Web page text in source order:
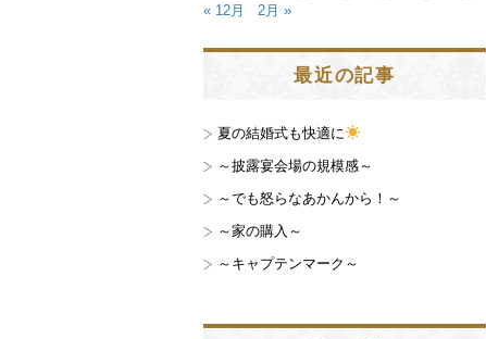
« 12月
2月 »
最近の記事
夏の結婚式も快適に
～披露宴会場の規模感～
～でも怒らなあかんから！～
～家の購入～
～キャプテンマーク～